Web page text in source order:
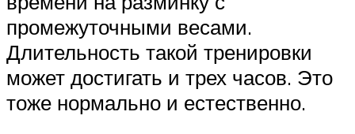
промежуточными весами.
Длительность такой тренировки
может достигать и трех часов. Это
тоже нормально и естественно.